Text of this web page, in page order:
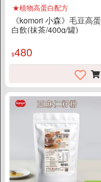
★植物高蛋白配方
《komori 小森》毛豆高蛋
白飲(抹茶/400g/罐)
$480